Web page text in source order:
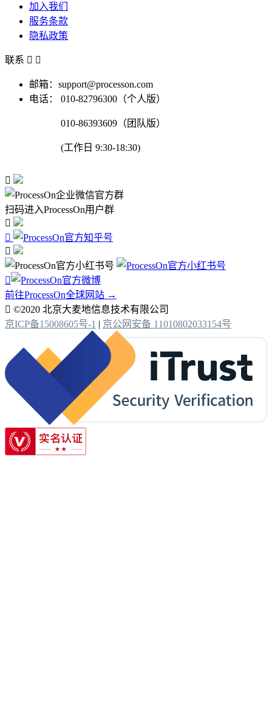
加入我们
服务条款
隐私政策
联系  
邮箱：support@processon.com
电话：
010-82796300（个人版）
010-86393609（团队版）
(工作日 9:30-18:30)

扫码进入ProcessOn用户群




前往ProcessOn全球网站 →
 ©2020 北京大麦地信息技术有限公司
京ICP备15008605号-1 | 京公网安备 11010802033154号